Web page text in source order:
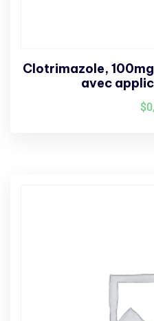
Clotrimazole,
avec
$